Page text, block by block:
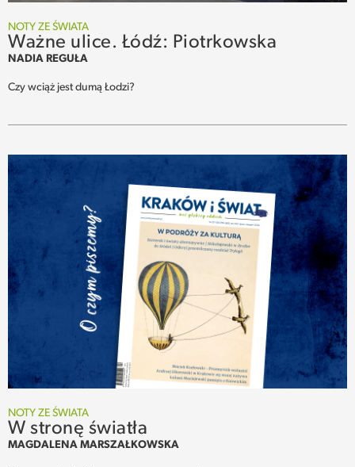
NOTY ZE ŚWIATA
Ważne ulice. Łódź: Piotrkowska
NADIA REGUŁA
Czy wciąż jest dumą Łodzi?
NOTY ZE ŚWIATA
W stronę światła
MAGDALENA MARSZAŁKOWSKA